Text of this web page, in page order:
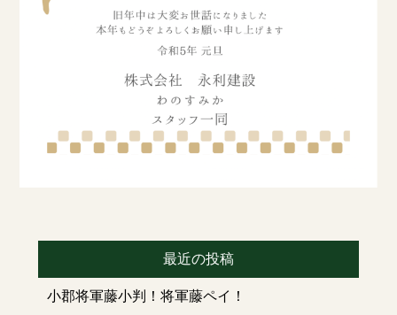
最近の投稿
小郡将軍藤小判！将軍藤ペイ！